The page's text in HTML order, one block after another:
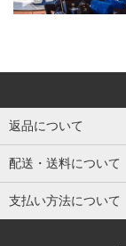
返品について
配送・送料について
支払い方法について